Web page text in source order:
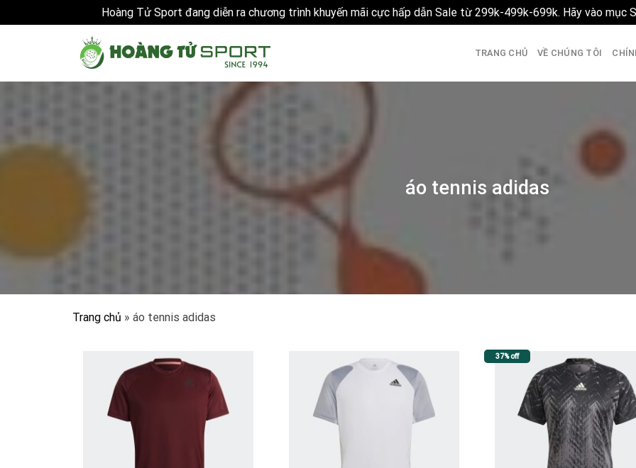
Hoàng Tử Sport đang diễn ra chương trình khuyến mãi cực hấp dẫn Sale từ 299k-499k-699k. Hãy vào mục
TRANG CHỦ VỀ CHÚNG TÔI
áo tennis adidas
Trang chủ » áo tennis adidas
37% off